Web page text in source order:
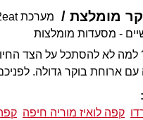
מומלצת מערכת 2eat
- מסעדות מומלצות
למה לא להסתכל על הצד
עם ארוחת בוקר גדולה.
קפה לואיז מוריה חיפה